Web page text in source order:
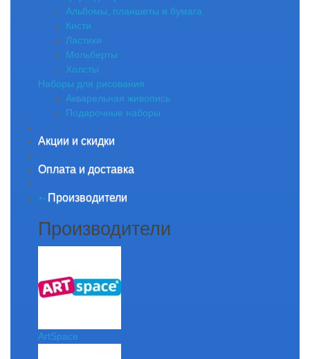
Альбомы, планшеты и бумага
Кисти
Ластики
Мольберты
Холсты
Наборы для рисования
Акварельная живопись
Подарочные наборы
Акции и скидки
Оплата и доставка
+- Производители
Производители
ArtSpace